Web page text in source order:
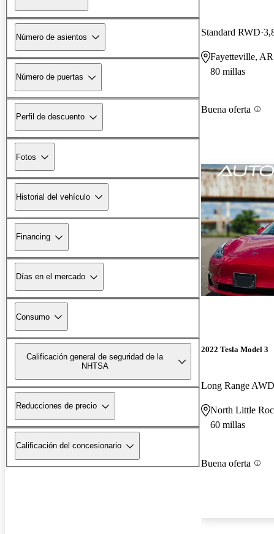
Número de asientos
Número de puertas
Perfil de descuento
Fotos
Historial del vehículo
Financing
Días en el mercado
Consumo
Calificación general de seguridad de la
NHTSA
Reducciones de precio
Calificación del concesionario
Standard RWD
Fayetteville, AR
80 millas
Buena oferta
2022 Tesla Model 3
Long Range AWD
North Little
60 millas
Buena oferta